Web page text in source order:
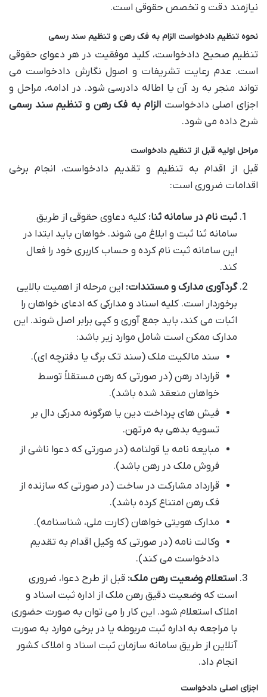
نیازمند دقت و تخصص حقوقی است.
نحوه تنظیم دادخواست الزام به فک رهن و تنظیم سند رسمی
تنظیم صحیح دادخواست، کلید موفقیت در هر دعوای حقوقی
است. عدم رعایت تشریفات و اصول نگارش دادخواست می
تواند منجر به رد آن یا اطاله دادرسی شود. در ادامه، مراحل و
اجزای اصلی دادخواستالزام به فک رهن و تنظیم سند رسمی
شرح داده می شود.
مراحل اولیه قبل از تنظیم دادخواست
قبل از اقدام به تنظیم و تقدیم دادخواست، انجام برخی
اقدامات ضروری است:
ثبت نام در سامانه ثنا: کلیه دعاوی حقوقی از طریق
سامانه ثنا ثبت و ابلاغ می شوند. خواهان باید ابتدا در
این سامانه ثبت نام کرده و حساب کاربری خود را فعال
کند.
گردآوری مدارک و مستندات: این مرحله از اهمیت بالایی
برخوردار است. کلیه اسناد و مدارکی که ادعای خواهان را
اثبات می کند، باید جمع آوری و کپی برابر اصل شوند. این
مدارک ممکن است شامل موارد زیر باشد:
سند مالکیت ملک (سند تک برگ یا دفترچه ای).
قرارداد رهن (در صورتی که رهن مستقلاً توسط
خواهان منعقد شده باشد).
فیش های پرداخت دین یا هرگونه مدرکی دال بر
تسویه بدهی به مرتهن.
مبایعه نامه یا قولنامه (در صورتی که دعوا ناشی از
فروش ملک در رهن باشد).
قرارداد مشارکت در ساخت (در صورتی که سازنده از
فک رهن امتناع کرده باشد).
مدارک هویتی خواهان (کارت ملی، شناسنامه).
وکالت نامه (در صورتی که وکیل اقدام به تقدیم
دادخواست می کند).
استعلام وضعیت رهن ملک: قبل از طرح دعوا، ضروری
است که وضعیت دقیق رهن ملک از اداره ثبت اسناد و
املاک استعلام شود. این کار را می توان به صورت حضوری
با مراجعه به اداره ثبت مربوطه یا در برخی موارد به صورت
آنلاین از طریق سامانه سازمان ثبت اسناد و املاک کشور
انجام داد.
اجزای اصلی دادخواست